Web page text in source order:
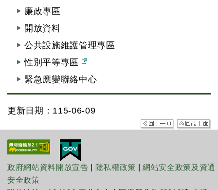
廉政專區
開放資料
公共設施維護管理專區
性別平等專區
緊急應變聯絡中心
更新日期：115-06-09
政府網站資料開放宣告 隱私權政策 |網站安全政策及資通
安全政策